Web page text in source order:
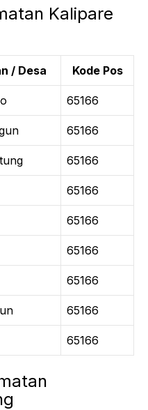
Kalipare
/ Desa Kode Pos
65166
65166
65166
65166
65166
65166
65166
65166
65166